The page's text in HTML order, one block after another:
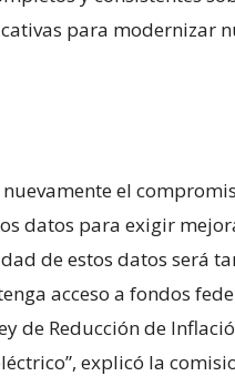
para modernizar
el
datos para exigir
de estos datos será
acceso a fondos
de Reducción de
explicó la